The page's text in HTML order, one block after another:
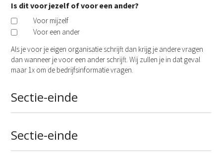
Is dit voor jezelf of voor een ander?
Voor mijzelf
Voor een ander
Als je voor je eigen organisatie schrijft dan krijg je andere vragen
dan wanneer je voor een ander schrijft. Wij zullen je in dat geval
maar 1x om de bedrijfsinformatie vragen.
Sectie-einde
Sectie-einde